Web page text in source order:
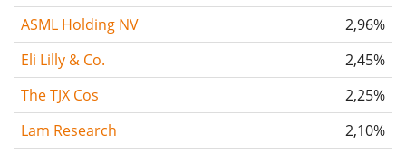
ASML Holding NV
2,96%
Eli Lilly & Co.
2,45%
The TJX Cos
2,25%
Lam Research
2,10%